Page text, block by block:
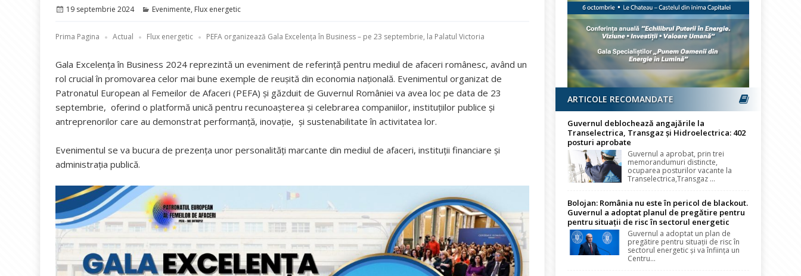
Publicat
19 septembrie 2024 Categorii
Evenimente, Flux energetic
Prima Pagina Actual Flux energetic PEFA organizează Gala Excelența în Business – pe 23 septembrie, la Palatul Victoria
Gala Excelența în Business 2024 reprezintă un eveniment de referință pentru mediul de afaceri românesc, având un
rol crucial în promovarea celor mai bune exemple de reușită din economia națională. Evenimentul organizat de
Patronatul European al Femeilor de Afaceri (PEFA) și găzduit de Guvernul României va avea loc pe data de 23
septembrie, oferind o platformă unică pentru recunoașterea și celebrarea companiilor, instituțiilor publice și
antreprenorilor care au demonstrat performanță, inovație, și sustenabilitate în activitatea lor.
Evenimentul se va bucura de prezența unor personalități marcante din mediul de afaceri, instituții financiare și
administrația publică.
ARTICOLE RECOMANDATE
Guvernul deblochează angajările la
Transelectrica, Transgaz și Hidroelectrica: 402
posturi aprobate
Guvernul a aprobat, prin trei
memorandumuri distincte,
ocuparea posturilor vacante la
Transelectrica,Transgaz ...
Bolojan: România nu este în pericol de blackout.
Guvernul a adoptat planul de pregătire pentru
pentru situații de risc în sectorul energetic
Guvernul a adoptat un plan de
pregătire pentru situații de risc în
sectorul energetic și va înființa un
Centru...